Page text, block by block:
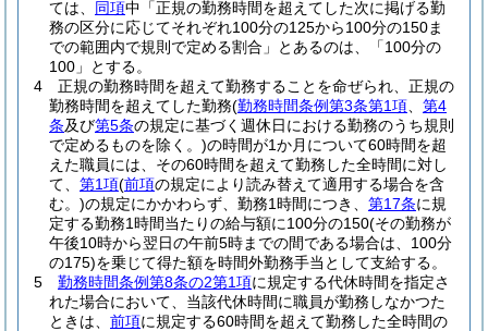
ては、 同項中「正規の勤務時間を超えてした次に掲げる勤
務の区分に応じてそれぞれ100分の125から100分の150ま
での範囲内で規則で定める割合」とあるのは、「100分の
100」とする。
4
正規の勤務時間を超えて勤務することを命ぜられ、正規の
勤務時間を超えてした勤務(勤務時間条例第3条第1項
第4
条及び第5条の規定に基づく週休日における勤務のうち規則
で定めるものを除く。)の時間が1か月について60時間を超
えた職員には、その60時間を超えて勤務した全時間に対し
て、 第1項(前項の規定により読み替えて適用する場合を含
む。)の規定にかかわらず、勤務1時間につき、 第17条に規
定する勤務1時間当たりの給与額に100分の150(その勤務が
午後10時から翌日の午前5時までの間である場合は、100分
の175)を乗じて得た額を時間外勤務手当として支給する。
5
勤務時間条例第8条の2第1項に規定する代休時間を指定さ
れた場合において、当該代休時間に職員が勤務しなかつた
ときは、 前項に規定する60時間を超えて勤務した全時間の